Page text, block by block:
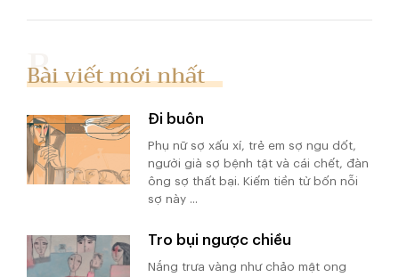
Bài viết mới nhất
Đi buôn
Phụ nữ sợ xấu xí, trẻ em sợ ngu dốt,
người già sợ bệnh tật và cái chết, đàn
ông sợ thất bại. Kiếm tiền từ bốn nỗi
sợ này ...
Tro bụi ngược chiều
Nắng trưa vàng như chảo mật ong